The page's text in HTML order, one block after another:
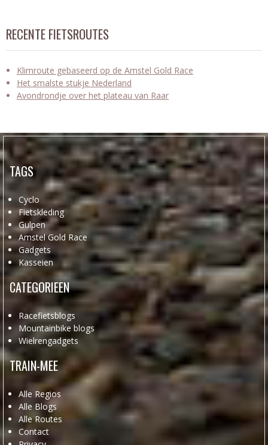
RECENTE FIETSROUTES
Klimroute gebaseerd op de Amstel Gold Race
Het smalste stukje Nederland
Avondrondje over het plateau van Raar
TAGS
Cyclo
Fietskleding
Gulpen
Amstel Gold Race
Gadgets
Kasseien
CATEGORIEEN
Racefietsblogs
Mountainbike blogs
Wielrengadgets
TRAIN-MEE
Alle Regios
Alle Blogs
Alle Routes
Contact